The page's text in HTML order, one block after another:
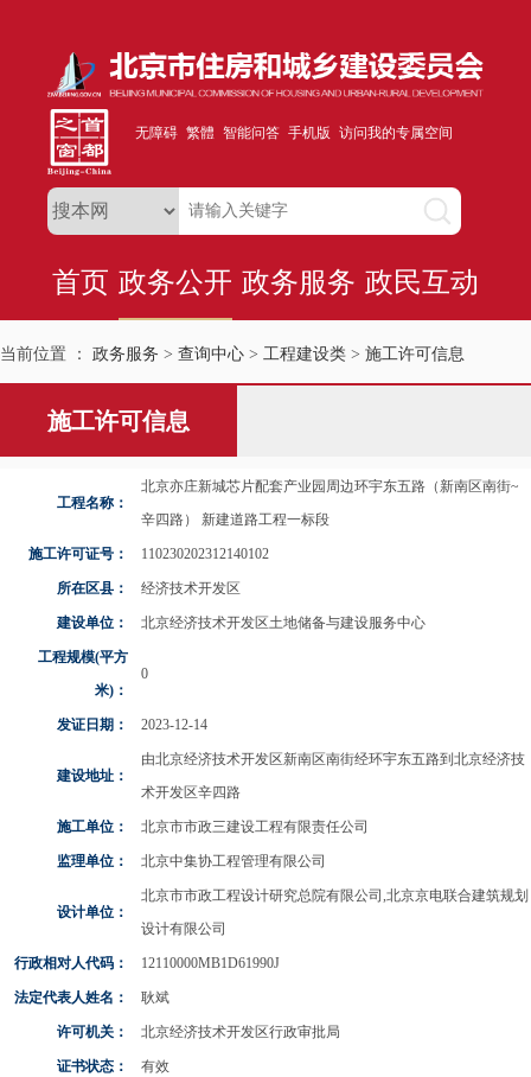
无障碍 繁體 智能问答 手机版 访问我的专属空间
首页 政务公开 政务服务 政民互动
当前位置 ： 政务服务 > 查询中心 > 工程建设类 > 施工许可信息
施工许可信息
工程名称：
北京亦庄新城芯片配套产业园周边环宇东五路（新南区南街~
辛四路） 新建道路工程一标段
施工许可证号： 110230202312140102
所在区县： 经济技术开发区
建设单位： 北京经济技术开发区土地储备与建设服务中心
工程规模(平方
米)：
0
发证日期： 2023-12-14
建设地址：
由北京经济技术开发区新南区南街经环宇东五路到北京经济技
术开发区辛四路
施工单位： 北京市市政三建设工程有限责任公司
监理单位： 北京中集协工程管理有限公司
设计单位：
北京市市政工程设计研究总院有限公司,北京京电联合建筑规划
设计有限公司
行政相对人代码： 12110000MB1D61990J
法定代表人姓名： 耿斌
许可机关： 北京经济技术开发区行政审批局
证书状态： 有效